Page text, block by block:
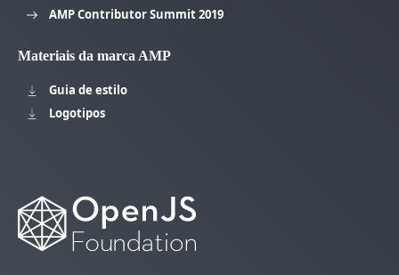
AMP Contributor Summit 2019
Materiais da marca AMP
Guia de estilo
Logotipos